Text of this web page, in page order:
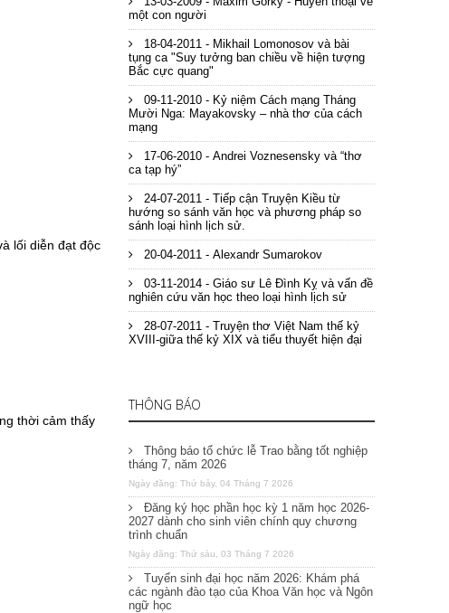
lối diễn đạt độc
thời cảm thấy
một con người
18-04-2011 - Mikhail Lomonosov và bài
tụng ca "Suy tưởng ban chiều về hiện tượng
Bắc cực quang"
09-11-2010 - Kỷ niệm Cách mạng Tháng
Mười Nga: Mayakovsky – nhà thơ của cách
mạng
17-06-2010 - Andrei Voznesensky và “thơ
ca tạp hý”
24-07-2011 - Tiếp cận Truyện Kiều từ
hướng so sánh văn học và phương pháp so
sánh loại hình lịch sử.
20-04-2011 - Alexandr Sumarokov
03-11-2014 - Giáo sư Lê Đình Kỵ và vấn đề
nghiên cứu văn học theo loại hình lịch sử
28-07-2011 - Truyện thơ Việt Nam thế kỷ
XVIII-giữa thế kỷ XIX và tiểu thuyết hiện đại
THÔNG BÁO
Thông báo tổ chức lễ Trao bằng tốt nghiệp
tháng 7, năm 2026
Ngày đăng: Thứ bảy, 04 Tháng 7 2026
Đăng ký học phần học kỳ 1 năm học 2026-
2027 dành cho sinh viên chính quy chương
trình chuẩn
Ngày đăng: Thứ sáu, 03 Tháng 7 2026
Tuyển sinh đại học năm 2026: Khám phá
các ngành đào tạo của Khoa Văn học và Ngôn
ngữ học